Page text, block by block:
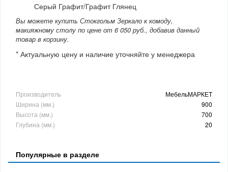
Серый Графит/Графит Глянец
Вы можете купить Стокгольм Зеркало к комоду,
макияжному столу по цене от 6 050 руб., добавив данный
товар в корзину.
* Актуальную цену и наличие уточняйте у менеджера
Производитель
МебельМАРКЕТ
Ширина (мм.)
900
Высота (мм.)
700
Глубина (мм.)
20
Популярные в разделе